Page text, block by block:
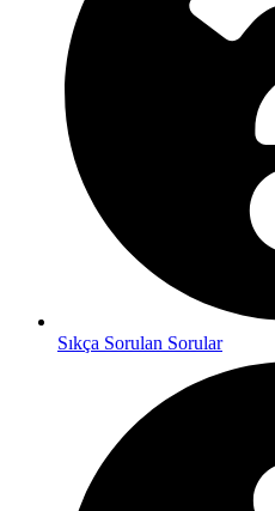
Sıkça Sorulan Sorular